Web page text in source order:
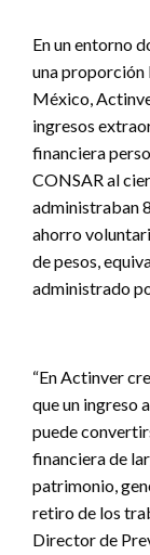
En un entorno
una proporción
México,
ingresos
financiera
CONSAR al
administraban
ahorro
de pesos,
administrado
“En Actinver
que un ingreso
puede
financiera de
patrimonio,
retiro de los
Director de